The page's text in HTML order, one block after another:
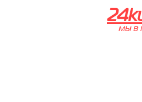
мы в